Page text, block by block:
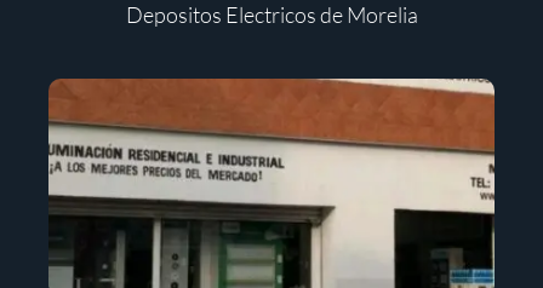
Depositos Electricos de Morelia